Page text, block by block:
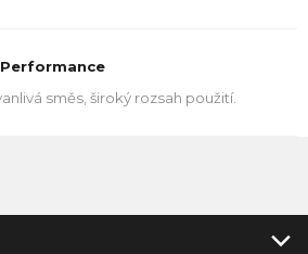
Performance
směs, široký rozsah použití.